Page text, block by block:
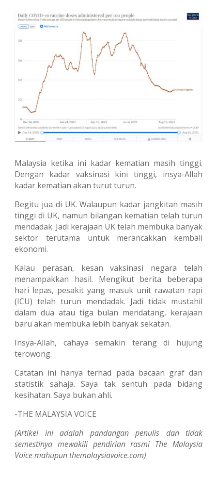
Malaysia ketika ini kadar kematian masih tinggi.
Dengan kadar vaksinasi kini tinggi, insya-Allah
kadar kematian akan turut turun.
Begitu jua di UK. Walaupun kadar jangkitan masih
tinggi di UK, namun bilangan kematian telah turun
mendadak. Jadi kerajaan UK telah membuka banyak
sektor terutama untuk merancakkan kembali
ekonomi.
Kalau perasan, kesan vaksinasi negara telah
menampakkan hasil. Mengikut berita beberapa
hari lepas, pesakit yang masuk unit rawatan rapi
(ICU) telah turun mendadak. Jadi tidak mustahil
dalam dua atau tiga bulan mendatang, kerajaan
baru akan membuka lebih banyak sekatan.
Insya-Allah, cahaya semakin terang di hujung
terowong.
Catatan ini hanya terhad pada bacaan graf dan
statistik sahaja. Saya tak sentuh pada bidang
kesihatan. Saya bukan ahli.
-THE MALAYSIA VOICE
(Artikel ini adalah pandangan penulis dan tidak
semestinya mewakili pendirian rasmi The Malaysia
Voice mahupun themalaysiavoice.com)